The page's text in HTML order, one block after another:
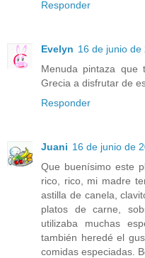
Responder
Evelyn 16 de junio
Menuda pintaza que
Grecia a disfrutar de
Responder
Juani 16 de junio de
Que buenísimo este
rico, rico, mi madre
astilla de canela,
platos de carne,
utilizaba muchas
también heredé el
comidas especiadas.